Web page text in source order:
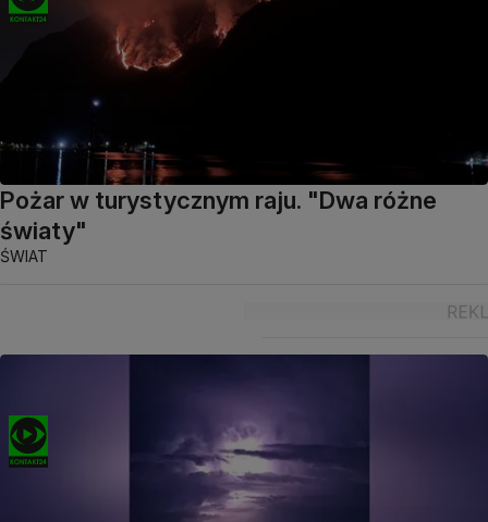
Pożar w turystycznym raju. "Dwa różne
światy"
ŚWIAT